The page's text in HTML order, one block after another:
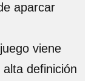
aparcar
viene
definición